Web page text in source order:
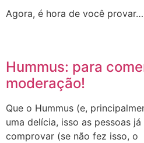
Agora, é hora de você provar…
Hummus: para
moderação!
Que o Hummus (e,
uma delícia, isso as pessoas
comprovar (se não fez isso, o